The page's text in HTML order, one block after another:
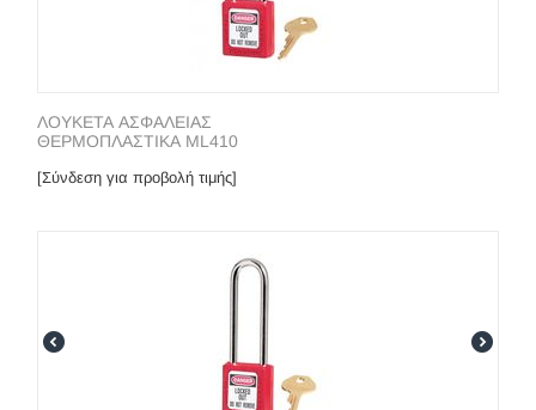
ΛΟΥΚΕΤΑ ΑΣΦΑΛΕΙΑΣ
ΘΕΡΜΟΠΛΑΣΤΙΚΑ ML410
[Σύνδεση για προβολή τιμής]